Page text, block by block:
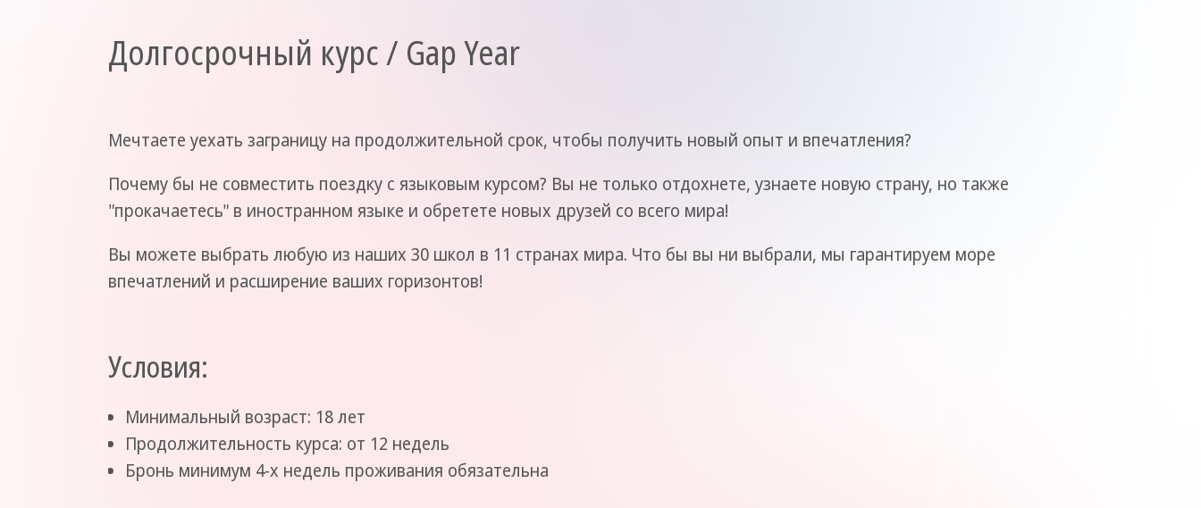
Долгосрочный курс / Gap Year
Мечтаете уехать заграницу на продолжительной срок, чтобы получить новый опыт и впечатления?
Почему бы не совместить поездку с языковым курсом? Вы не только отдохнете, узнаете новую страну, но также
"прокачаетесь" в иностранном языке и обретете новых друзей со всего мира!
Вы можете выбрать любую из наших 30 школ в 11 странах мира. Что бы вы ни выбрали, мы гарантируем море
впечатлений и расширение ваших горизонтов!
Условия:
Минимальный возраст: 18 лет
Продолжительность курса: от 12 недель
Бронь минимум 4-х недель проживания обязательна